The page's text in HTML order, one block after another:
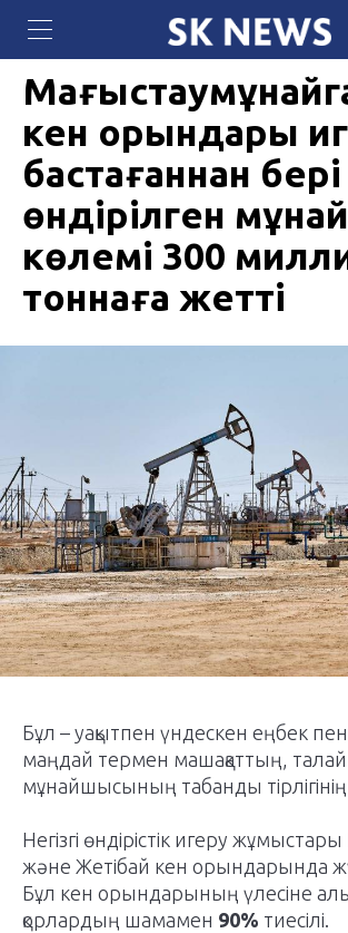
«Самұрық-Энерго» салып жатқан
станциясында фотоэлектрлік
бастады
29 ИЮНЯ 2026, 10:55 411
кен орындары
бастағаннан бері
өндірілген мұнай
көлемі 300
тоннаға жетті
Бұл – уақытпен үндескен еңбек пен
маңдай термен машақаттың, талай
мұнайшысының табанды
Негізгі өндірістік игеру жұмыстары
және Жетібай кен орындарында
Бұл кен орындарының үлесіне
қорлардың шамамен 90% тиесілі.